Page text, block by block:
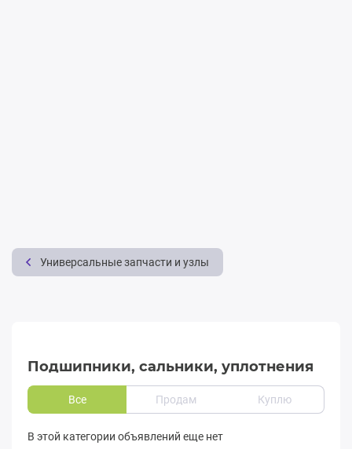
Универсальные запчасти и узлы
Подшипники, сальники, уплотнения
Все Продам Куплю
В этой категории объявлений еще нет